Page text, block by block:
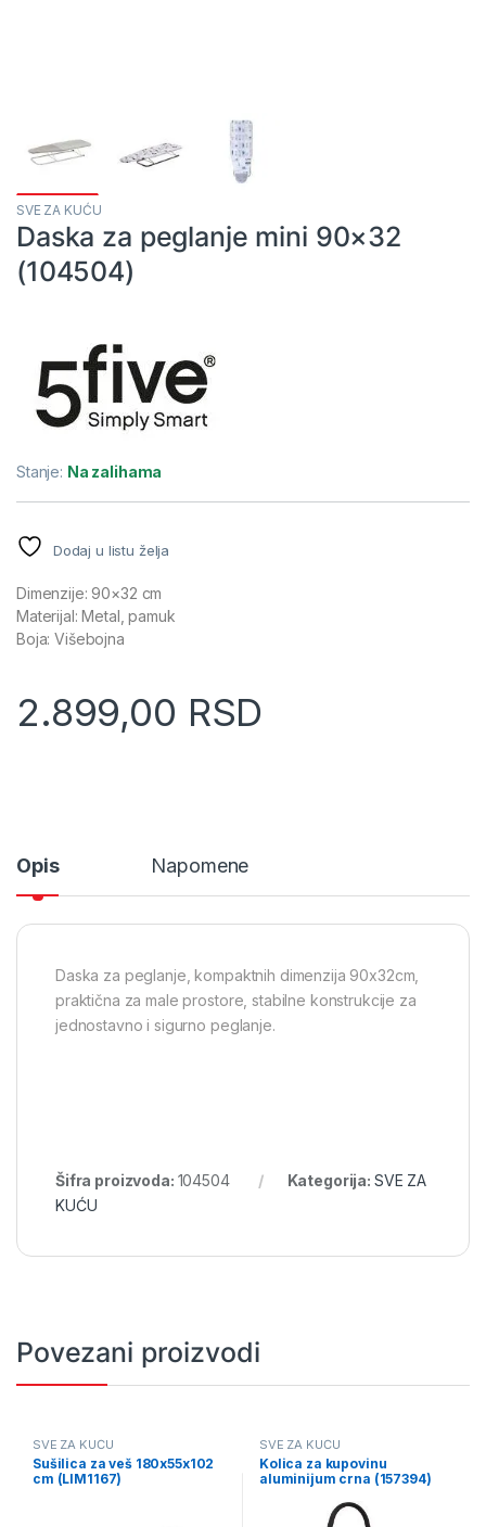
SVE ZA KUĆU
Daska za peglanje mini 90×32
(104504)
Stanje: Na zalihama
Dodaj u listu želja
Dimenzije: 90×32 cm
Materijal: Metal, pamuk
Boja: Višebojna
2.899,00 RSD
Opis Napomene
Daska za peglanje, kompaktnih dimenzija 90x32cm,
praktična za male prostore, stabilne konstrukcije za
jednostavno i sigurno peglanje.
Šifra proizvoda: 104504 Kategorija: SVE ZA
KUĆU
Povezani proizvodi
SVE ZA KUĆU
Sušilica za veš 180x55x102
cm (LIM1167)
SVE ZA KUĆU
Kolica za kupovinu
aluminijum crna (157394)